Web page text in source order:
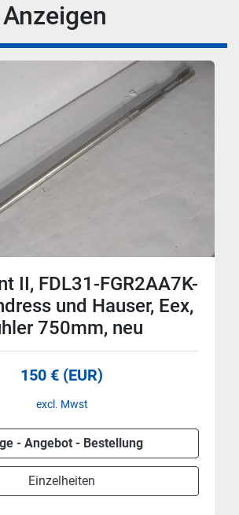
Anzeigen
II, FDL31-FGR2AA7K-
und Hauser, Eex,
750mm, neu
150 € (EUR)
excl. Mwst
- Angebot - Bestellung
Einzelheiten